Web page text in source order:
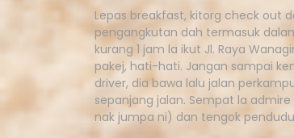
Lepas breakfast, kitorg check out
pengangkutan dah termasuk
kurang 1 jam la ikut Jl. Raya
pakej, hati-hati. Jangan sampai
driver, dia bawa lalu jalan
sepanjang jalan. Sempat la
nak jumpa ni) dan tengok